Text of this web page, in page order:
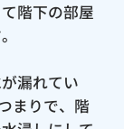
階下の部屋
漏れてい
まりで、階